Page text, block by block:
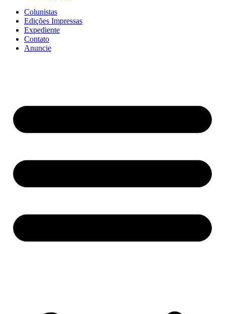
Colunistas
Edições Impressas
Expediente
Contato
Anuncie